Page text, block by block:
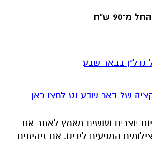
בבאר שבע
שיש לכם זכויות בו, אתם רשאים